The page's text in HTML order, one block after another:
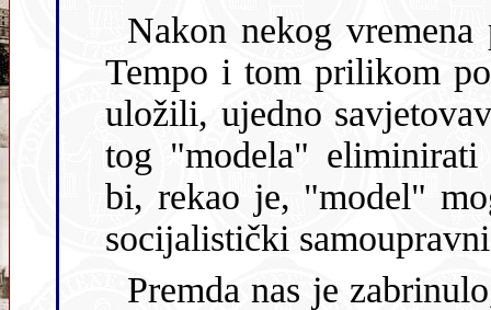
Nakon nekog vremena pozvao me
Tempo i tom prilikom
uložili, ujedno
tog "modela" eliminirati elemente tržišne ekonomije. Ovako
bi, rekao je, "model" mogao izgledati nedorađen za postojeći